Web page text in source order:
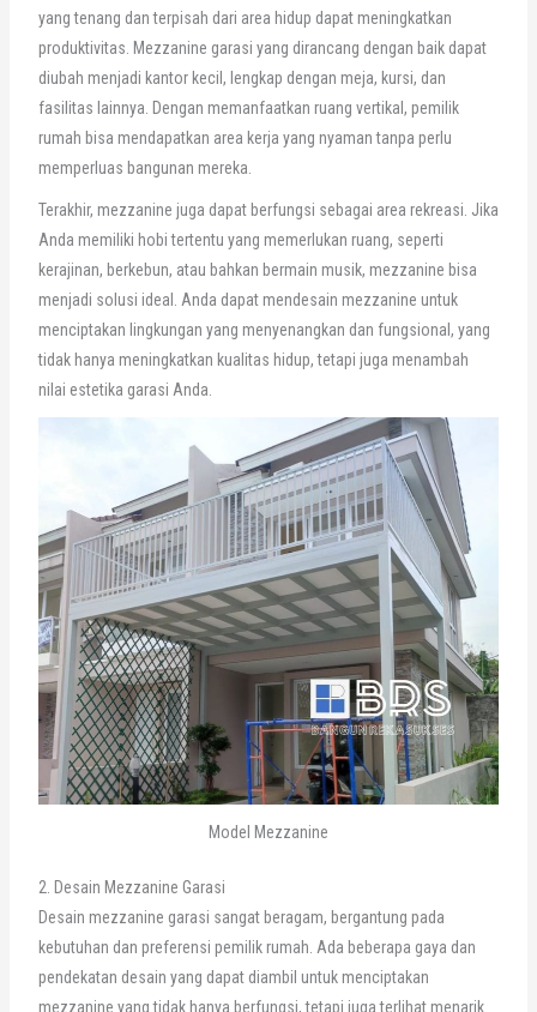
yang tenang dan terpisah dari area hidup dapat meningkatkan
produktivitas. Mezzanine garasi yang dirancang dengan baik dapat
diubah menjadi kantor kecil, lengkap dengan meja, kursi, dan
fasilitas lainnya. Dengan memanfaatkan ruang vertikal, pemilik
rumah bisa mendapatkan area kerja yang nyaman tanpa perlu
memperluas bangunan mereka.
Terakhir, mezzanine juga dapat berfungsi sebagai area rekreasi. Jika
Anda memiliki hobi tertentu yang memerlukan ruang, seperti
kerajinan, berkebun, atau bahkan bermain musik, mezzanine bisa
menjadi solusi ideal. Anda dapat mendesain mezzanine untuk
menciptakan lingkungan yang menyenangkan dan fungsional, yang
tidak hanya meningkatkan kualitas hidup, tetapi juga menambah
nilai estetika garasi Anda.
Model Mezzanine
2. Desain Mezzanine Garasi
Desain mezzanine garasi sangat beragam, bergantung pada
kebutuhan dan preferensi pemilik rumah. Ada beberapa gaya dan
pendekatan desain yang dapat diambil untuk menciptakan
mezzanine yang tidak hanya berfungsi, tetapi juga terlihat menarik.